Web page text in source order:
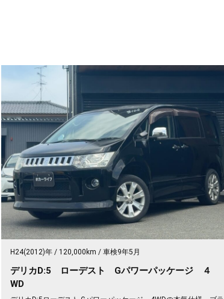
H24(2012)年 120,000km 車検9年5月
デリカD:5 ローデスト Gパワーパッケージ ４
WD